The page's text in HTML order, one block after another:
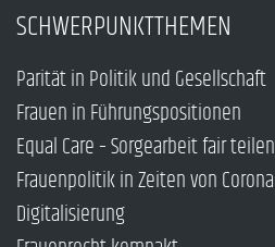
SCHWERPUNKTTHEMEN
Parität in Politik und Gesellschaft
Frauen in Führungspositionen
Equal Care – Sorgearbeit fair teilen
Frauenpolitik in Zeiten von Corona
Digitalisierung